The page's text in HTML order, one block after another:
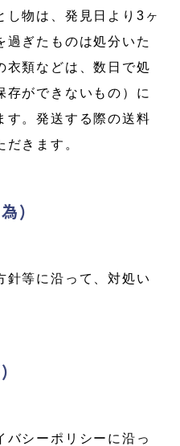
し物は、発見日より3ヶ
過ぎたものは処分いた
衣類などは、数日で処
存ができないもの）に
す。発送する際の送料
きます。
)
針等に沿って、対処い
バシーポリシーに沿っ